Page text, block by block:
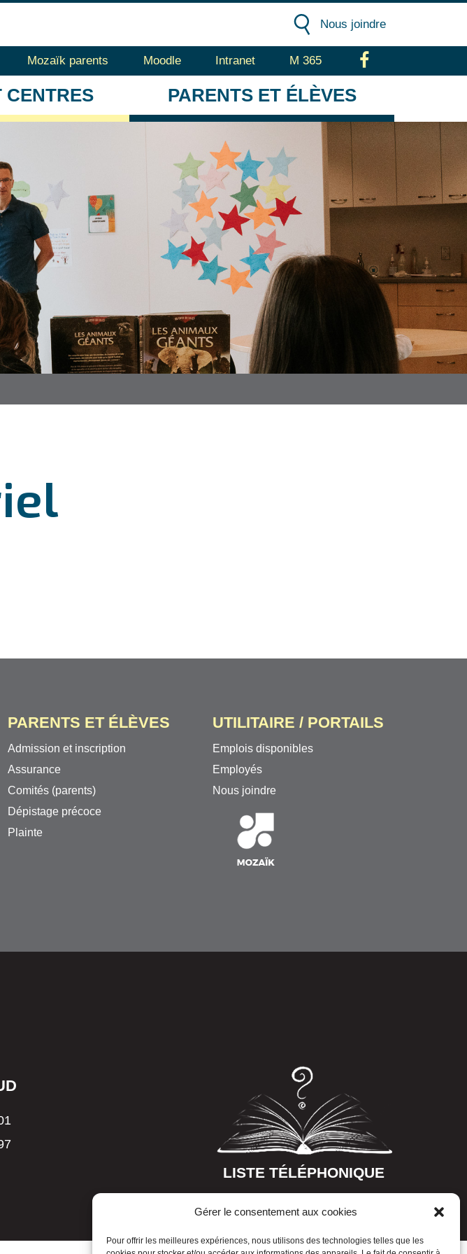
Gérer le consentement aux cookies
Pour offrir les meilleures expériences, nous utilisons des technologies telles que les
Nous joindre
Mozaïk parents Moodle Intranet M 365
CENTRES PARENTS ET ÉLÈVES
PARENTS ET ÉLÈVES
Admission et inscription
Assurance
Comités (parents)
Dépistage précoce
Plainte
UTILITAIRE / PORTAILS
Emplois disponibles
Employés
Nous joindre
LISTE TÉLÉPHONIQUE